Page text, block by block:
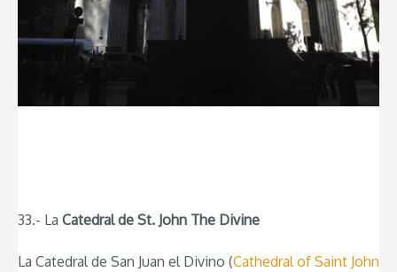
33.- La Catedral de St. John The Divine
La Catedral de San Juan el Divino (Cathedral of Saint John